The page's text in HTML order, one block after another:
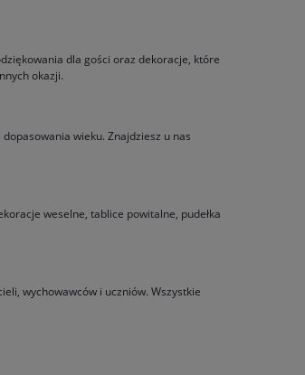
dla gości oraz dekoracje, które
okazji.
wieku. Znajdziesz u nas
weselne, tablice powitalne, pudełka
wychowawców i uczniów. Wszystkie